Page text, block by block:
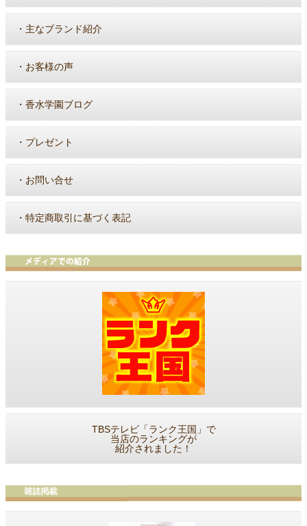
・ 主なブランド紹介
・ お客様の声
・ 香水学園ブログ
・ プレゼント
・ お問い合せ
・ 特定商取引に基づく表記
TBSテレビ「ランク王国」で
当店のランキングが
紹介されました！